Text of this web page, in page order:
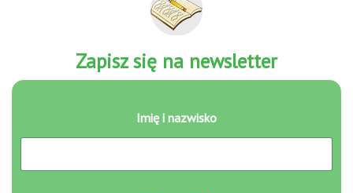
Zapisz się na newsletter
-
m
Imię i nazwisko